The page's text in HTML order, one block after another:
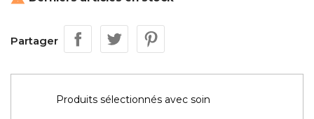
Partager
Produits sélectionnés avec soin